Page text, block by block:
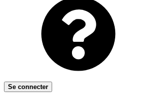
Se connecter